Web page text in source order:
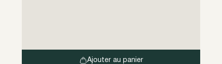
Ajouter au panier